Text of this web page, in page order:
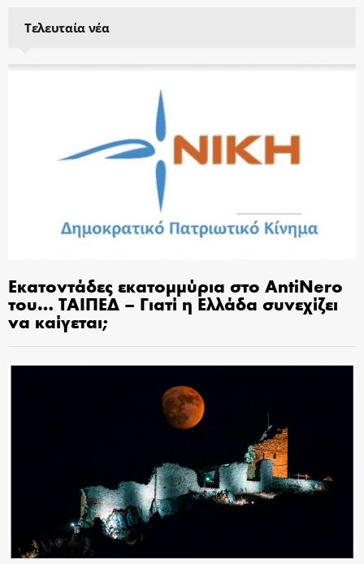
Τελευταία νέα
Εκατοντάδες εκατομμύρια στο AntiNero
του… ΤΑΙΠΕΔ – Γιατί η Ελλάδα συνεχίζει
να καίγεται;